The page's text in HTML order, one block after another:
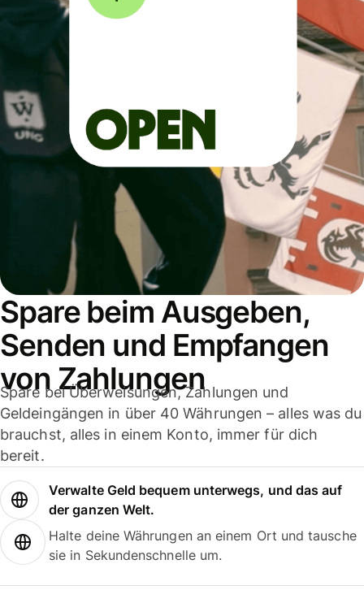
Spare beim Ausgeben,
Senden und Empfangen
von Zahlungen
Spare bei Überweisungen, Zahlungen und
Geldeingängen in über 40 Währungen – alles was du
brauchst, alles in einem Konto, immer für dich
bereit.
Verwalte Geld bequem unterwegs, und das auf
der ganzen Welt.
Halte deine Währungen an einem Ort und tausche
sie in Sekundenschnelle um.